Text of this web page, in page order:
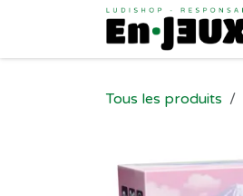
Se rendre au contenu
Tous les produits